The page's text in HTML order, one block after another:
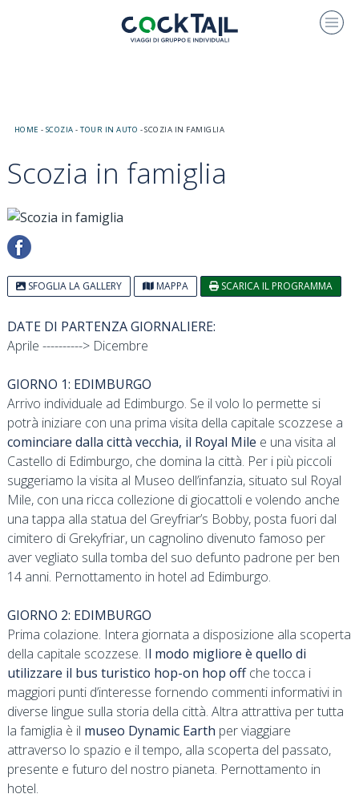
HOME - SCOZIA -TOUR IN AUTO -SCOZIA IN FAMIGLIA
Scozia in famiglia
SFOGLIA LA GALLERY MAPPA SCARICA IL PROGRAMMA
DATE DI PARTENZA GIORNALIERE:
Aprile ----------> Dicembre
GIORNO 1: EDIMBURGO
Arrivo individuale ad Edimburgo. Se il volo lo permette si
potrà iniziare con una prima visita della capitale scozzese a
cominciare dalla città vecchia, il Royal Mile e una visita al
Castello di Edimburgo, che domina la città. Per i più piccoli
suggeriamo la visita al Museo dell’infanzia, situato sul Royal
Mile, con una ricca collezione di giocattoli e volendo anche
una tappa alla statua del Greyfriar’s Bobby, posta fuori dal
cimitero di Grekyfriar, un cagnolino divenuto famoso per
aver vegliato sulla tomba del suo defunto padrone per ben
14 anni. Pernottamento in hotel ad Edimburgo.
GIORNO 2: EDIMBURGO
Prima colazione. Intera giornata a disposizione alla scoperta
della capitale scozzese. Il modo migliore è quello di
utilizzare il bus turistico hop-on hop offche tocca i
maggiori punti d’interesse fornendo commenti informativi in
diverse lingue sulla storia della città. Altra attrattiva per tutta
la famiglia è il museo Dynamic Earth per viaggiare
attraverso lo spazio e il tempo, alla scoperta del passato,
presente e futuro del nostro pianeta. Pernottamento in
hotel.